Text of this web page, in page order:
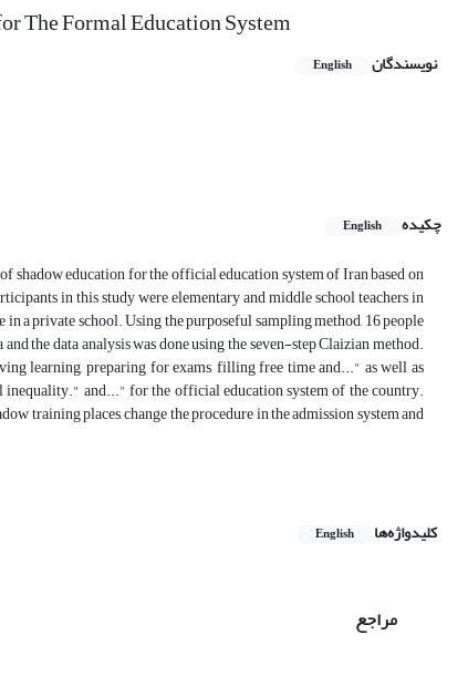
The Formal Education System
نویسندگان English
چکیده
English
shadow education for the official education system of Iran based on
in this study were elementary and middle school teachers in
a private school. Using the purposeful sampling method, 16 people
the data analysis was done using the seven-step Claizian method.
learning, preparing for exams, filling free time and..." as well as
inequality." and..." for the official education system of the country.
training places, change the procedure in the admission system and
کلیدواژه‌ها English
مراجع